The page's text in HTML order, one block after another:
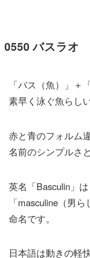
0550 バスラオ
「バス（魚）」＋
素早く泳ぐ魚らし
赤と青のフォルム
名前のシンプルさ
英名「Basculin」
「masculine（男
命名です。
日本語は動きの軽